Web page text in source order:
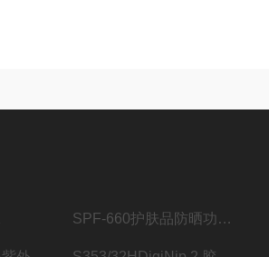
SPF-660护肤品防晒功效测试仪